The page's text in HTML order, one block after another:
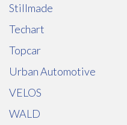
Stillmade
Techart
Topcar
Urban Automotive
VELOS
WALD